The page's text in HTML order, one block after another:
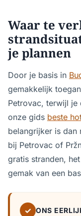
Waar te
je plannen
Door je basis in
gemakkelijk
Petrovac, terwijl
onze gids beste
belangrijker is dan
bij Petrovac of
gratis stranden,
gemak van een
✓ ONS